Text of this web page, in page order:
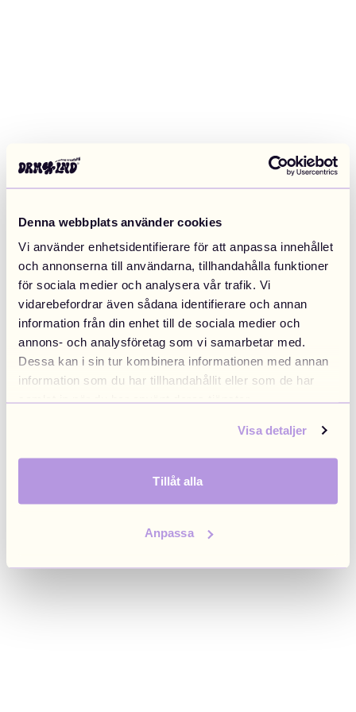
Denna webbplats använder cookies
Vi använder enhetsidentifierare för att anpassa innehållet
och annonserna till användarna, tillhandahålla funktioner
för sociala medier och analysera vår trafik. Vi
vidarebefordrar även sådana identifierare och annan
information från din enhet till de sociala medier och
annons- och analysföretag som vi samarbetar med.
Dessa kan i sin tur kombinera informationen med annan
information som du har tillhandahållit eller som de har
samlat in när du har använt deras tjänster.
Visa detaljer
Tillåt alla
Anpassa
Application error: a client-side exception has occurred (see the
browser console for more information).